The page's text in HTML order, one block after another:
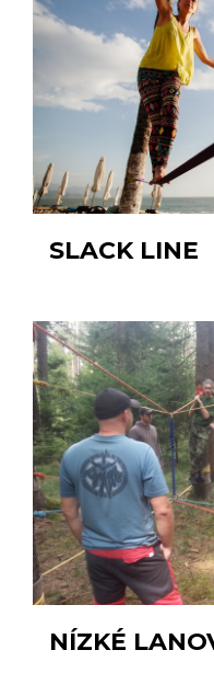
SLACK LINE
NÍZKÉ